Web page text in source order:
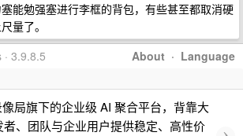
能勉强塞进行李框的背包，有些甚至都取消硬
量了。
About · Language
3.9.8.5
局旗下的企业级 AI 聚合平台，背靠大
、团队与企业用户提供稳定、高性价